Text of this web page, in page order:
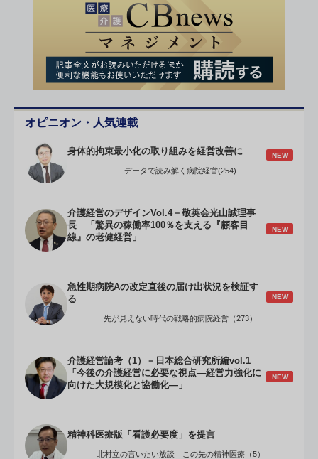
オピニオン・人気連載
身体的拘束最小化の取り組みを経営改善に NEW
データで読み解く病院経営(254)
介護経営のデザインVol.4－敬英会光山誠理事
長 「驚異の稼働率100％を支える『顧客目
線』の老健経営」
NEW
急性期病院Aの改定直後の届け出状況を検証す
る
NEW
先が見えない時代の戦略的病院経営（273）
介護経営論考（1）－日本総合研究所編vol.1
「今後の介護経営に必要な視点―経営力強化に
向けた大規模化と協働化―」
NEW
精神科医療版「看護必要度」を提言
北村立の言いたい放談 この先の精神医療（5）